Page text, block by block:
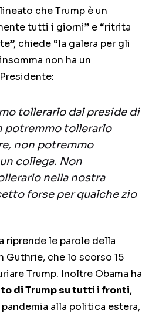
che Trump è un
tutti i giorni” e “ritrita
chiede “la galera per gli
non ha un
tollerarlo dal preside di
potremmo tollerarlo
non potremmo
collega. Non
nella nostra
forse per qualche zio
riprende le parole della
Guthrie, che lo scorso 15
Trump. Inoltre Obama ha
di Trump su tutti i fronti,
alla politica estera,